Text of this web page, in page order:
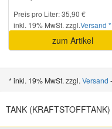
Preis pro Liter: 35,90 €
inkl. 19% MwSt. zzgl.Versand *
zum Artikel
* inkl. 19% MwSt. zzgl. Versand
TANK